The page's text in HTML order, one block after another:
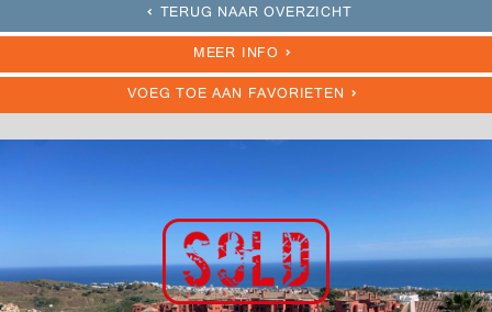
TERUG NAAR OVERZICHT
MEER INFO
VOEG TOE AAN FAVORIETEN